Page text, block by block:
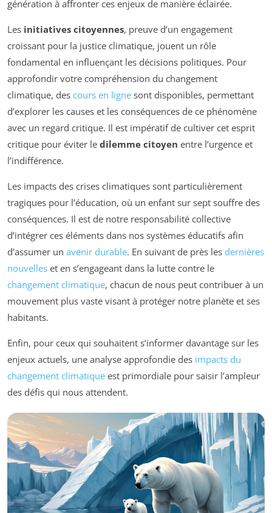
génération à affronter ces enjeux de manière éclairée.
Les initiatives citoyennes, preuve d’un engagement
croissant pour la justice climatique, jouent un rôle
fondamental en influençant les décisions politiques. Pour
approfondir votre compréhension du changement
climatique, des cours en ligne sont disponibles, permettant
d’explorer les causes et les conséquences de ce phénomène
avec un regard critique. Il est impératif de cultiver cet esprit
critique pour éviter le dilemme citoyen entre l’urgence et
l’indifférence.
Les impacts des crises climatiques sont particulièrement
tragiques pour l’éducation, où un enfant sur sept souffre des
conséquences. Il est de notre responsabilité collective
d’intégrer ces éléments dans nos systèmes éducatifs afin
d’assumer un avenir durable. En suivant de près les dernières
nouvelles et en s’engageant dans la lutte contre le
changement climatique, chacun de nous peut contribuer à un
mouvement plus vaste visant à protéger notre planète et ses
habitants.
Enfin, pour ceux qui souhaitent s’informer davantage sur les
enjeux actuels, une analyse approfondie des impacts du
changement climatique est primordiale pour saisir l’ampleur
des défis qui nous attendent.